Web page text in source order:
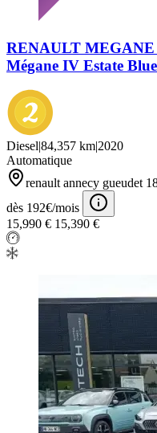
RENAULT
Mégane IV Estate
Diesel|84,357 km|2020
Automatique
renault annecy gueudet
dès 192€/mois
15,990 € 15,390 €